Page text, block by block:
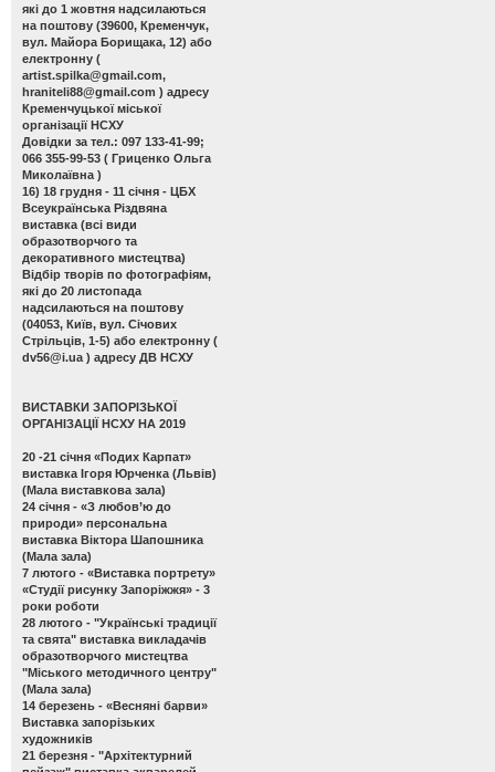
які до 1 жовтня надсилаються
на поштову (39600, Кременчук,
вул. Майора Борищака, 12) або
електронну (
artist.spilka@gmail.com,
hraniteli88@gmail.com ) адресу
Кременчуцької міської
організації НСХУ
Довідки за тел.: 097 133-41-99;
066 355-99-53 ( Гриценко Ольга
Миколаївна )
16) 18 грудня - 11 січня - ЦБХ
Всеукраїнська Різдвяна
виставка (всі види
образотворчого та
декоративного мистецтва)
Відбір творів по фотографіям,
які до 20 листопада
надсилаються на поштову
(04053, Київ, вул. Січових
Стрільців, 1-5) або електронну (
dv56@i.ua ) адресу ДВ НСХУ
ВИСТАВКИ ЗАПОРІЗЬКОЇ
ОРГАНІЗАЦІЇ НСХУ НА 2019
20 -21 січня «Подих Карпат»
виставка Ігоря Юрченка (Львів)
(Мала виставкова зала)
24 січня - «З любов’ю до
природи» персональна
виставка Віктора Шапошника
(Мала зала)
7 лютого - «Виставка портрету»
«Студії рисунку Запоріжжя» - 3
роки роботи
28 лютого - "Українські традиції
та свята" виставка викладачів
образотворчого мистецтва
"Міського методичного центру"
(Мала зала)
14 березень - «Весняні барви»
Виставка запорізьких
художників
21 березня - "Архітектурний